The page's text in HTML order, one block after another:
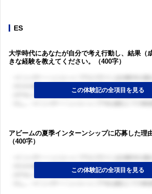
ES
大学時代にあなたが自分で考え行動し、結果（
きな経験を教えてください。（400字）
アビームの夏季インターンシップに応募した理
（400字）